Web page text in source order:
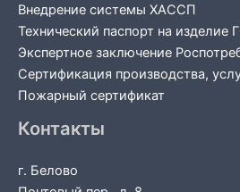
Внедрение системы ХАССП
Технический паспорт на изделие
Экспертное заключение
Сертификация производства,
Пожарный сертификат
Контакты
г. Белово